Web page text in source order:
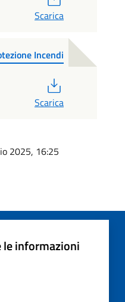
Scarica
Incendi
Scarica
2025, 16:25
le informazioni